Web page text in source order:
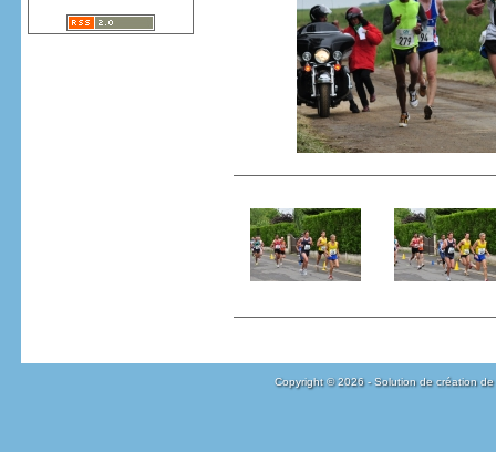
Copyright © 2026 - Solution de création